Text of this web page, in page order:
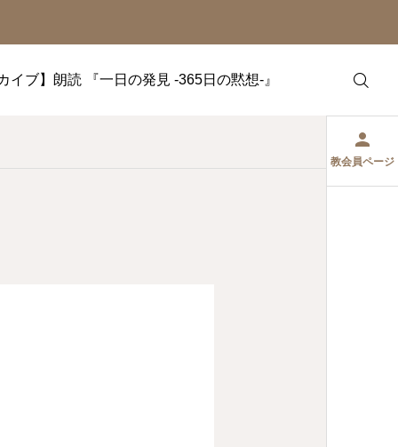
イブ】朗読 『一日の発見 -365日の黙想-』
教会員ページ